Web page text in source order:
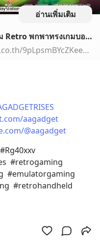
อ่านเพิ่มเติม
Anbernic RG40XXV | เครื่องเกม Retro พกพาทรงเกมบอย ดีไหม? คุ้มค่าแค่ไหน? มาดูกัน! | AAgadget
RG RG40XXV: https://s.shopee.co.th/9pLpsmBYcZKeep-on gadget: https://shope.ee/A9uosTf5hx✔โค้ดวันอังคาร โค้ดลด 20% ส่วนลดสุดคุ้มเก็บโค้ดที่ : https://shope.ee…
aagadget
@aagadget
#retrogaming
#emulatorgaming
#retrohandheld